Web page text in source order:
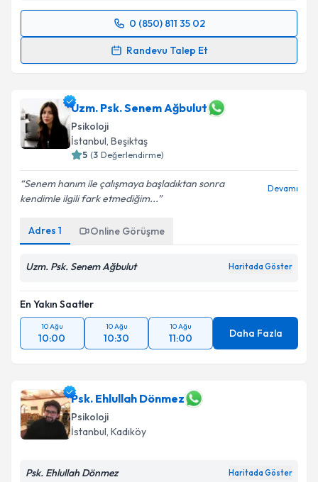
0 (850) 811 35 02
Randevu Talep Et
Randevu Takvimi Talebi
randevu almanız için bir takvim hazırlandığında e-
posta ile bilgilendireceğiz.
E-posta Adresiniz
Metni'ni okudum ve kişisel verilerimin belirtilen
kapsamda işlenmesini kabul ediyorum.
Takvim Talebini Gönder
Uzm. Psk. Senem Ağbulut
Psikoloji
İstanbul, Beşiktaş
5 (3 Değerlendirme)
Senem hanım ile çalışmaya başladıktan sonra
kendimle ilgili fark etmediğim...
Devamı
Adres 1 Online Görüşme
Uzm. Psk. Senem Ağbulut Haritada Göster
En Yakın Saatler
10 Ağu
10:00
10 Ağu
10:30
10 Ağu
11:00 Daha Fazla
Psk. Ehlullah Dönmez
Psikoloji
İstanbul, Kadıköy
Psk. Ehlullah Dönmez Haritada Göster